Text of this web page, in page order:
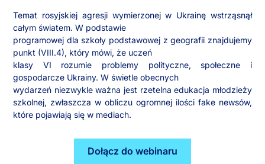
Temat rosyjskiej agresji wymierzonej w Ukrainę wstrząsnął
całym światem. W podstawie
programowej dla szkoły podstawowej z geografii znajdujemy
punkt (VIII.4), który mówi, że uczeń
klasy VI rozumie problemy polityczne, społeczne i
gospodarcze Ukrainy. W świetle obecnych
wydarzeń niezwykle ważna jest rzetelna edukacja młodzieży
szkolnej, zwłaszcza w obliczu ogromnej ilości fake newsów,
które pojawiają się w mediach.
Dołącz do webinaru